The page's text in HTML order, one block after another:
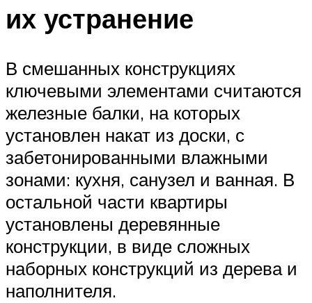
их устранение
В смешанных конструкциях
ключевыми элементами считаются
железные балки, на которых
установлен накат из доски, с
забетонированными влажными
зонами: кухня, санузел и ванная. В
остальной части квартиры
установлены деревянные
конструкции, в виде сложных
наборных конструкций из дерева и
наполнителя.